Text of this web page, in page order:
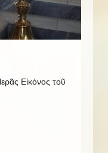
Εἰκόνος τοῦ